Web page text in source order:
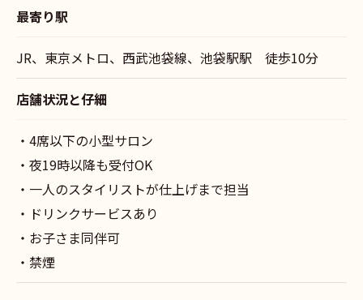
最寄り駅
JR、東京メトロ、西武池袋線、池袋駅駅 徒歩10分
店舗状況と仔細
・4席以下の小型サロン
・夜19時以降も受付OK
・一人のスタイリストが仕上げまで担当
・ドリンクサービスあり
・お子さま同伴可
・禁煙